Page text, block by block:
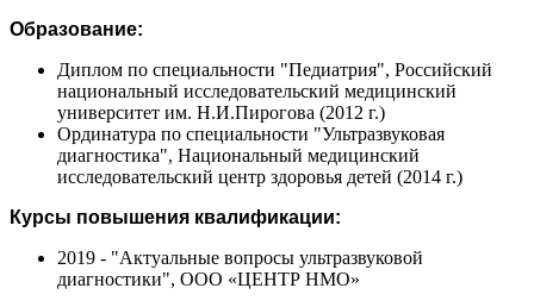
Образование:
Диплом по специальности "Педиатрия", Российский
национальный исследовательский медицинский
университет им. Н.И.Пирогова (2012 г.)
Ординатура по специальности "Ультразвуковая
диагностика", Национальный медицинский
исследовательский центр здоровья детей (2014 г.)
Курсы повышения квалификации:
2019 - "Актуальные вопросы ультразвуковой
диагностики", ООО «ЦЕНТР НМО»